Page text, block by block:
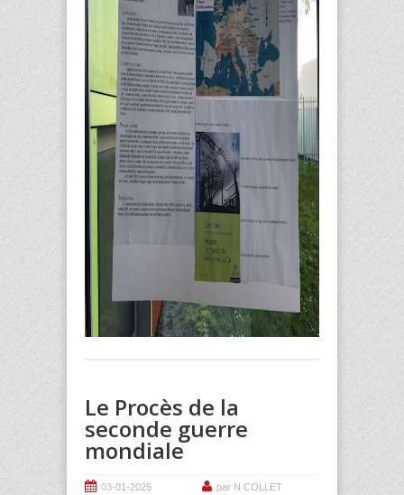
Le Procès de la
seconde guerre
mondiale
03-01-2025
par N COLLET